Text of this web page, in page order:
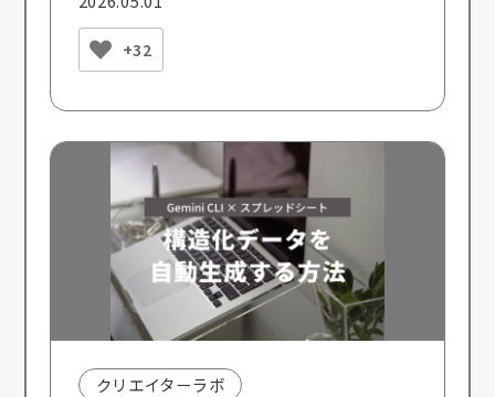
+32
クリエイターラボ